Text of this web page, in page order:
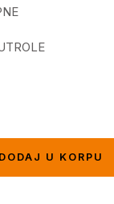
DODAJ U KORPU